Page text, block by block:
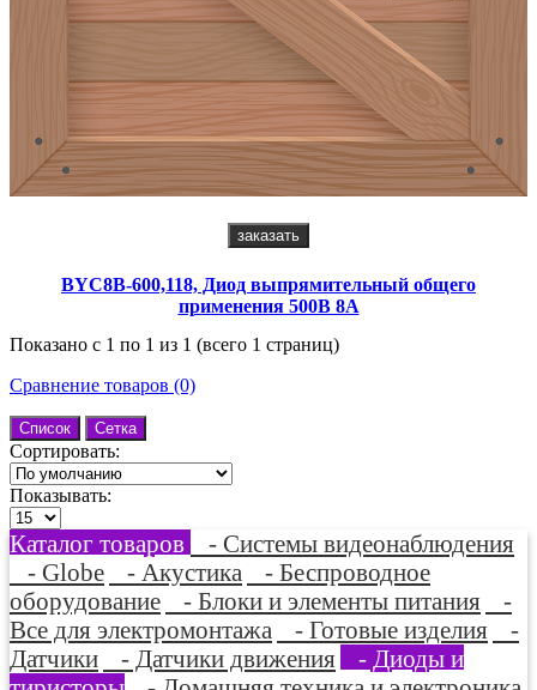
заказать
BYC8B-600,118, Диод выпрямительный общего
применения 500В 8А
Показано с 1 по 1 из 1 (всего 1 страниц)
Сравнение товаров (0)
Список Сетка
Сортировать:
Показывать:
Каталог товаров
- Системы видеонаблюдения
- Globe
- Акустика
- Беспроводное
оборудование
- Блоки и элементы питания
-
Все для электромонтажа
- Готовые изделия
-
Датчики
- Датчики движения
- Диоды и